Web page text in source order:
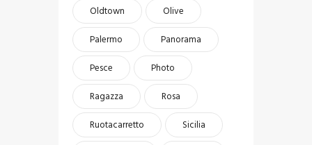
Oldtown
Olive
Palermo
Panorama
Pesce
Photo
Ragazza
Rosa
Ruotacarretto
Sicilia